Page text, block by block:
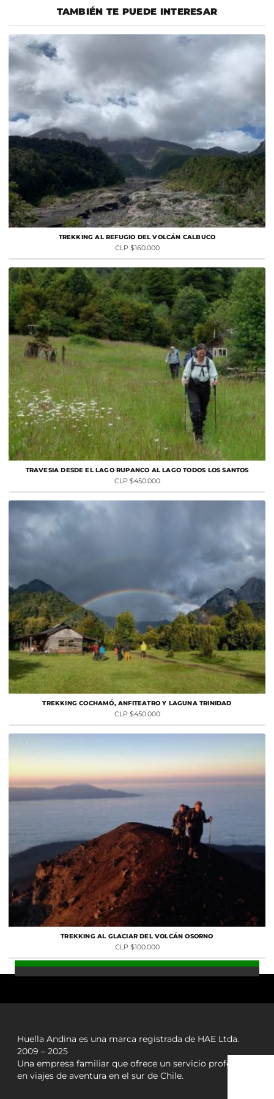
arrieros y otros servicios de terceros— indispensable para desarrollar
cierre, escríbenos y evaluamos la factibilidad.
medida que se acerca la actividad, monitoreamos
la debida anticipación sobre cómo evolucionan las condiciones. Si
todo es favorable, confirmamos la salida; si las condiciones no son
las adecuadas, evaluaremos contigo las alternativas disponibles, ya
sea reprogramar la actividad para otra fecha, realizar un programa
alternativo o cancelar la reserva de acuerdo con nuestras políticas.
TAMBIÉN TE PUEDE INTERESAR
TREKKING AL REFUGIO DEL VOLCÁN CALBUCO
CLP $160.000
TRAVESIA DESDE EL LAGO RUPANCO AL LAGO TODOS LOS SANTOS
CLP $450.000
TREKKING COCHAMÓ, ANFITEATRO Y LAGUNA TRINIDAD
CLP $450.000
TREKKING AL GLACIAR DEL VOLCÁN OSORNO
CLP $100.000
Huella Andina es una marca registrada de HAE Ltda.
2009 – 2025
Una empresa familiar que ofrece un servicio profesional
en viajes de aventura en el sur de Chile.